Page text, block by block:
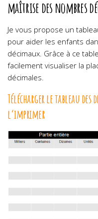
maîtrise des nombres
Je vous propose un
pour aider les enfants
décimaux. Grâce à ce
facilement visualiser la
décimales.
Télécharger le tableau des
l’imprimer